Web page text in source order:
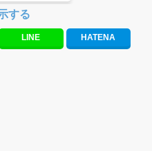
曲・楽しい歌・勇気が出る歌
ソング(恋愛ソング)
する
LINE HATENA